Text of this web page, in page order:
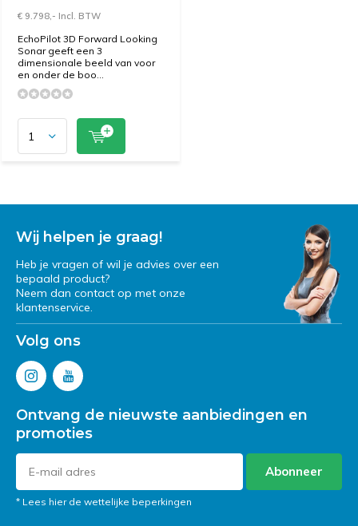
€ 9.798,- Incl. BTW
EchoPilot 3D Forward Looking
Sonar geeft een 3
dimensionale beeld van voor
en onder de boo...
Wij helpen je graag!
Heb je vragen of wil je advies over een
bepaald product?
Neem dan contact op met onze
klantenservice.
Volg ons
Ontvang de nieuwste aanbiedingen en
promoties
Abonneer
* Lees hier de wettelijke beperkingen